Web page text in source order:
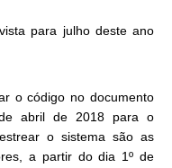
para julho deste ano
o código no documento
abril de 2018 para o
o sistema são as
a partir do dia 1º de